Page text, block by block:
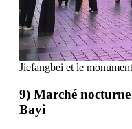
Jiefangbei et le
9) Marché
Bayi